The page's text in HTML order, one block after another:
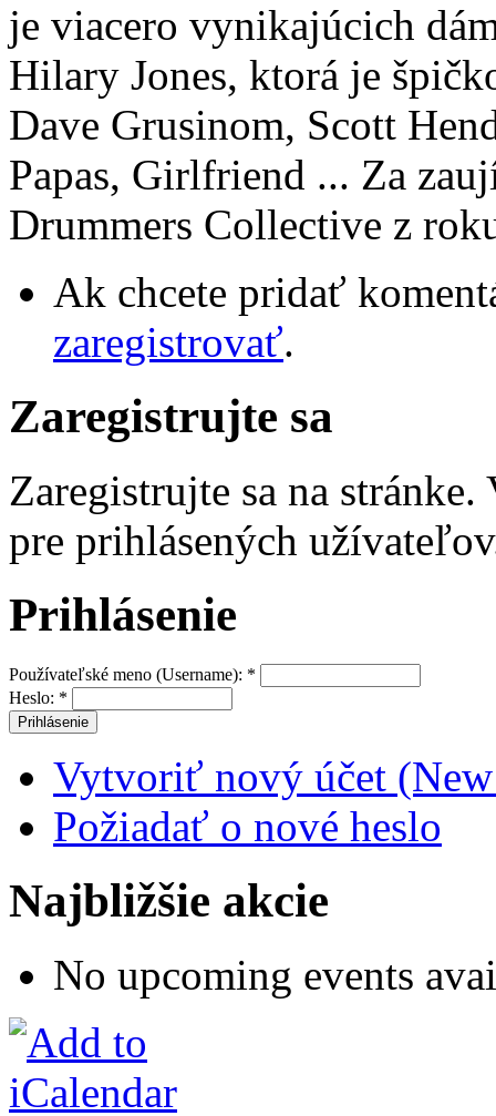
je viacero vynikajúcich
Hilary Jones, ktorá je
Dave Grusinom, Scott
Papas, Girlfriend ... Za
Drummers Collective z
Ak chcete pridať
zaregistrovať.
Zaregistrujte sa
Zaregistrujte sa na
pre prihlásených
Prihlásenie
Používateľské meno (Username): *
Heslo: *
Vytvoriť nový účet
Požiadať o nové heslo
Najbližšie akcie
No upcoming events